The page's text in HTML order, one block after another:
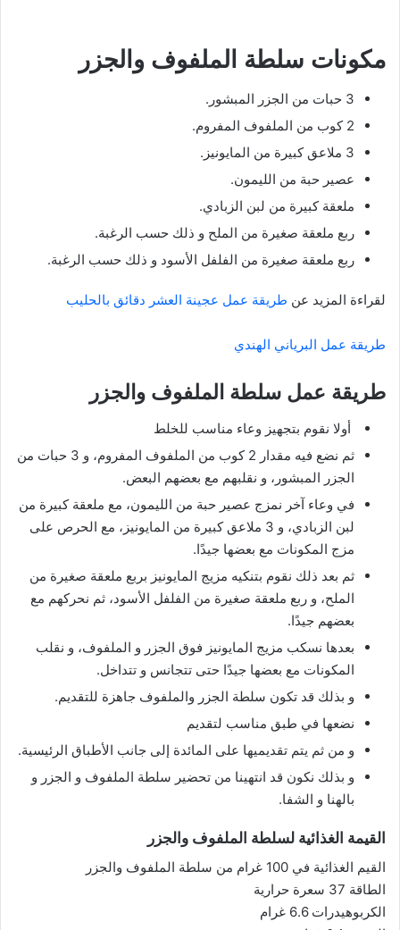
مكونات سلطة الملفوف والجزر
3 حبات من الجزر المبشور.
2 كوب من الملفوف المفروم.
3 ملاعق كبيرة من المايونيز.
عصير حبة من الليمون.
ملعقة كبيرة من لبن الزبادي.
ربع ملعقة صغيرة من الملح و ذلك حسب الرغبة.
ربع ملعقة صغيرة من الفلفل الأسود و ذلك حسب الرغبة.
لقراءة المزيد عن طريقة عمل عجينة العشر دقائق بالحليب
طريقة عمل البرياني الهندي
طريقة عمل سلطة الملفوف والجزر
أولا نقوم بتجهيز وعاء مناسب للخلط
ثم نضع فيه مقدار 2 كوب من الملفوف المفروم، و 3 حبات من
الجزر المبشور، و نقلبهم مع بعضهم البعض.
في وعاء آخر نمزج عصير حبة من الليمون، مع ملعقة كبيرة من
لبن الزبادي، و 3 ملاعق كبيرة من المايونيز، مع الحرص على
مزج المكونات مع بعضها جيدًا.
ثم بعد ذلك نقوم بتنكيه مزيج المايونيز بربع ملعقة صغيرة من
الملح، و ربع ملعقة صغيرة من الفلفل الأسود، ثم نحركهم مع
بعضهم جيدًا.
بعدها نسكب مزيج المايونيز فوق الجزر و الملفوف، و نقلب
المكونات مع بعضها جيدًا حتى تتجانس و تتداخل.
و بذلك قد تكون سلطة الجزر والملفوف جاهزة للتقديم.
نضعها في طبق مناسب لتقديم
و من ثم يتم تقديميها على المائدة إلى جانب الأطباق الرئيسية.
و بذلك نكون قد انتهينا من تحضير سلطة الملفوف و الجزر و
بالهنا و الشفا.
القيمة الغذائية لسلطة الملفوف والجزر
القيم الغذائية في 100 غرام من سلطة الملفوف والجزر
الطاقة 37 سعرة حرارية
الكربوهيدرات 6.6 غرام